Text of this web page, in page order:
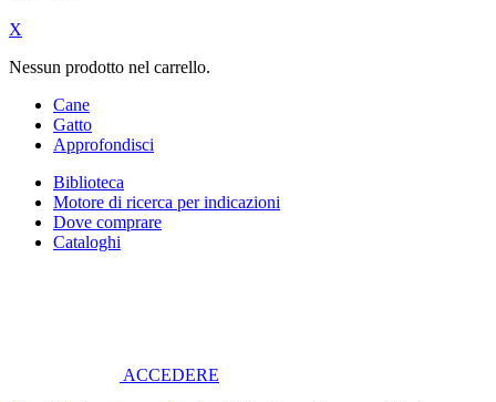
X
Nessun prodotto nel carrello.
Cane
Gatto
Approfondisci
Biblioteca
Motore di ricerca per indicazioni
Dove comprare
Cataloghi
ACCEDERE